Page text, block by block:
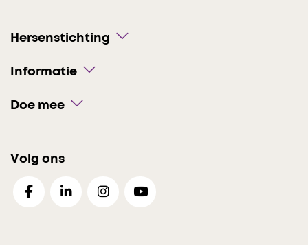
Hersenstichting
Informatie
Doe mee
Volg ons